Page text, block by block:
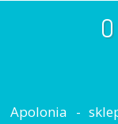
Apolonia -